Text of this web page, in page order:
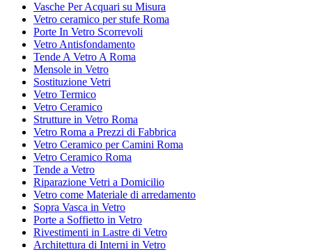
Vasche Per Acquari su Misura
Vetro ceramico per stufe Roma
Porte In Vetro Scorrevoli
Vetro Antisfondamento
Tende A Vetro A Roma
Mensole in Vetro
Sostituzione Vetri
Vetro Termico
Vetro Ceramico
Strutture in Vetro Roma
Vetro Roma a Prezzi di Fabbrica
Vetro Ceramico per Camini Roma
Vetro Ceramico Roma
Tende a Vetro
Riparazione Vetri a Domicilio
Vetro come Materiale di arredamento
Sopra Vasca in Vetro
Porte a Soffietto in Vetro
Rivestimenti in Lastre di Vetro
Architettura di Interni in Vetro